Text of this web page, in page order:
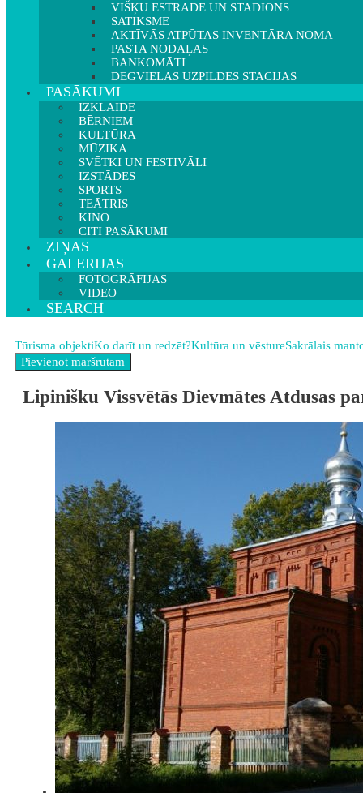
VIŠĶU ESTRĀDE UN STADIONS
SATIKSME
AKTĪVĀS ATPŪTAS INVENTĀRA NOMA
PASTA NODAĻAS
BANKOMĀTI
DEGVIELAS UZPILDES STACIJAS
PASĀKUMI
IZKLAIDE
BĒRNIEM
KULTŪRA
MŪZIKA
SVĒTKI UN FESTIVĀLI
IZSTĀDES
SPORTS
TEĀTRIS
KINO
CITI PASĀKUMI
ZIŅAS
GALERIJAS
FOTOGRĀFIJAS
VIDEO
SEARCH
Tūrisma objektiKo darīt un redzēt?Kultūra un vēstureSakrālais
Lipinišku Vissvētās Dievmātes Atdusas